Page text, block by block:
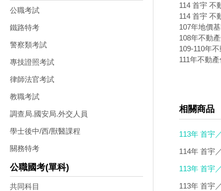
公職考試
鐵路特考
警察類考試
專技證照考試
律師法官考試
教職考試
調查局.國安局.外交人員
學士後中/西/獸醫課程
關務特考
公職國考(單科)
共同科目
114 首宇 不
114 首宇 不
107年地價
108年不動
109-110年
111年不動
相關商品
113年 首宇
DVD(3DVD)
114年 首宇
113年 首宇
其他相關法
113年 首宇